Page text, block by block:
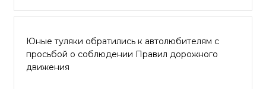
Юные туляки обратились к автолюбителям с
просьбой о соблюдении Правил дорожного
движения